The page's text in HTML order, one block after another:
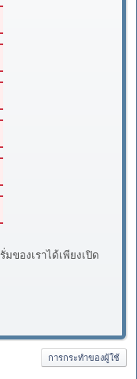
ของเราได้เพียงเปิด
การกระทำของผู้ใช้